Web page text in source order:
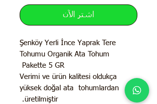
اشترِ الآن
Şenköy Yerli İnce Yaprak Tere
Tohumu Organik Ata Tohum
Pakette 5 GR
Verimi ve ürün kalitesi oldukça
yüksek doğal ata tohumlardan
üretilmiştir.